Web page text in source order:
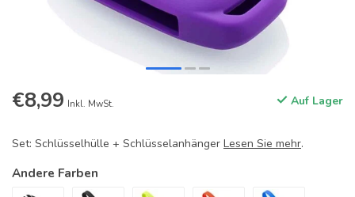
€8,99 Inkl. MwSt. Auf Lager
Set: Schlüsselhülle + Schlüsselanhänger Lesen Sie mehr.
Andere Farben